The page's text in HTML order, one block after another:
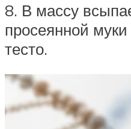
8. В массу
просеянной
тесто.